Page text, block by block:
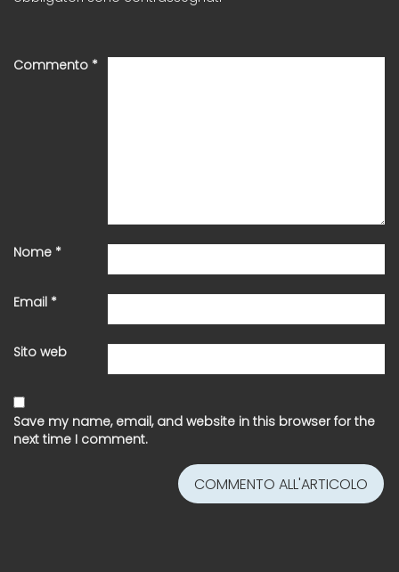
Commento *
Nome *
Email *
Sito web
Save my name, email, and website in this browser for the
next time I comment.